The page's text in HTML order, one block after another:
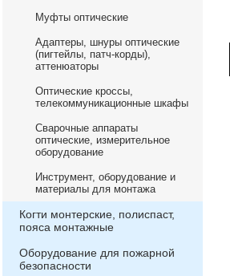
Муфты оптические
Адаптеры, шнуры оптические
(пигтейлы, патч-корды),
аттенюаторы
Оптические кроссы,
телекоммуникационные шкафы
Сварочные аппараты
оптические, измерительное
оборудование
Инструмент, оборудование и
материалы для монтажа
Когти монтерские, полиспаст,
пояса монтажные
Оборудование для пожарной
безопасности